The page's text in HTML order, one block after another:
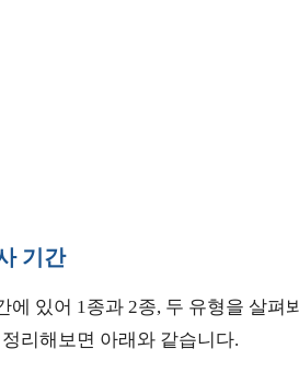
기간
에 있어 1종과 2종, 두 유형을 살
리해보면 아래와 같습니다.